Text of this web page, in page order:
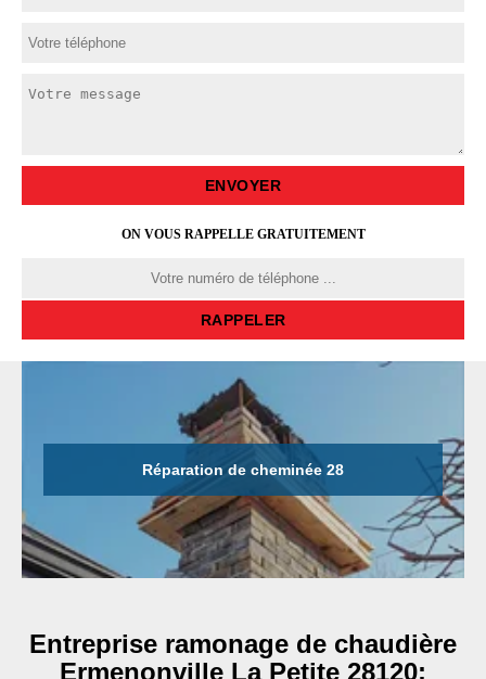
ON VOUS RAPPELLE GRATUITEMENT
Réparation de cheminée 28
Entreprise ramonage de chaudière
Ermenonville La Petite 28120: